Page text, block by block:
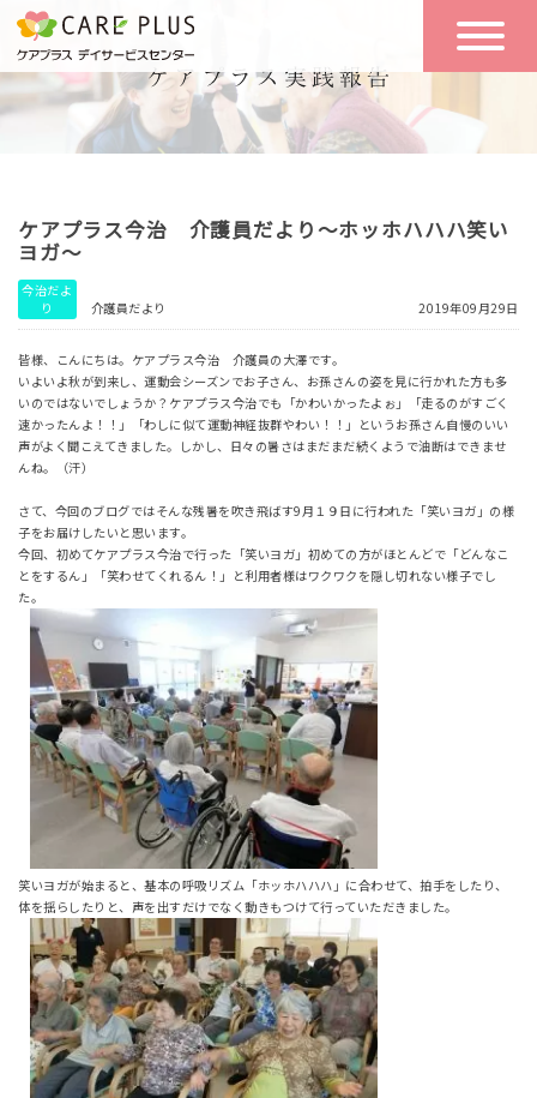
こんな方に
おすすめ
一日の流れ
一日体験
空き状況
実践報告
リクルート
体験希望
ケアプラス今治 介護員だより～ホッホハハハ笑い
ヨガ～
今治だよ
り
介護員だより 2019年09月29日
皆様、こんにちは。ケアプラス今治 介護員の大澤です。
いよいよ秋が到来し、運動会シーズンでお子さん、お孫さんの姿を見に行かれた方も多
いのではないでしょうか？ケアプラス今治でも「かわいかったよぉ」「走るのがすごく
速かったんよ！！」「わしに似て運動神経抜群やわい！！」というお孫さん自慢のいい
声がよく聞こえてきました。しかし、日々の暑さはまだまだ続くようで油断はできませ
んね。（汗）
さて、今回のブログではそんな残暑を吹き飛ばす9 月１９日に行われた「笑いヨガ」の様
子をお届けしたいと思います。
今回、初めてケアプラス今治で行った「笑いヨガ」初めての方がほとんどで「どんなこ
とをするん」「笑わせてくれるん！」と利用者様はワクワクを隠し切れない様子でし
た。
笑いヨガが始まると、基本の呼吸リズム「ホッホハハハ」に合わせて、拍手をしたり、
体を揺らしたりと、声を出すだけでなく動きもつけて行っていただきました。